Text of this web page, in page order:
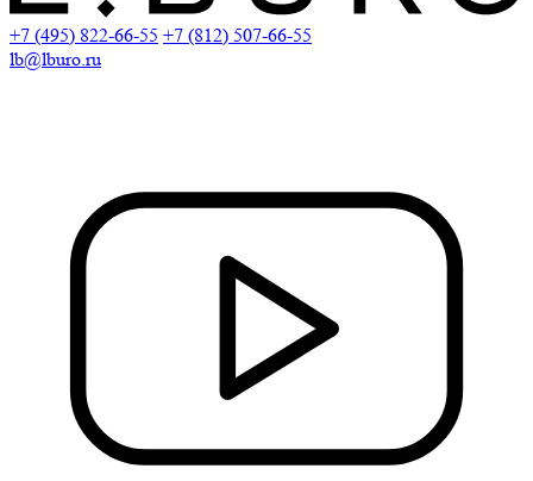
+7 (495) 822-66-55 +7 (812) 507-66-55
lb@lburo.ru